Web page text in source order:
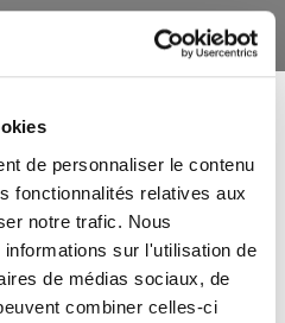
de personnaliser le contenu
fonctionnalités relatives aux
notre trafic. Nous
sur l'utilisation de
de médias sociaux, de
combiner celles-ci